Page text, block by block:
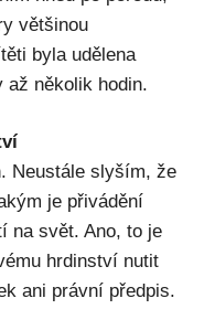
většinou
byla udělena
až několik hodin.
Neustále slyším, že
je přivádění
na svět. Ano, to je
hrdinství nutit
ani právní předpis.